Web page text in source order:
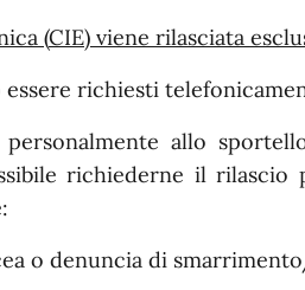
(CIE) viene rilasciata
richiesti
personalmente allo
richiederne il
o denuncia di